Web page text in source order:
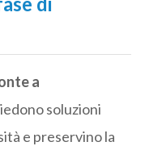
a
soluzioni
e preservino la